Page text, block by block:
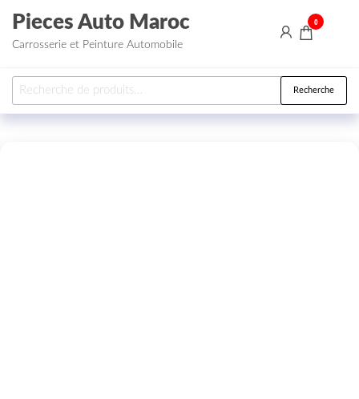
Aller au contenu
Pieces Auto Maroc
Carrosserie et Peinture Automobile
0
Recherche pour : Recherche